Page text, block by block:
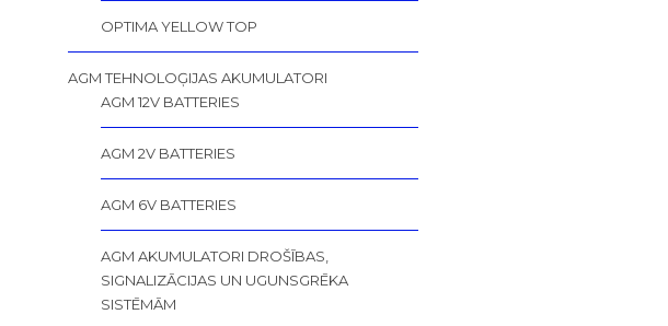
OPTIMA YELLOW TOP
AGM TEHNOLOĢIJAS AKUMULATORI
AGM 12V BATTERIES
AGM 2V BATTERIES
AGM 6V BATTERIES
AGM AKUMULATORI DROŠĪBAS,
SIGNALIZĀCIJAS UN UGUNSGRĒKA
SISTĒMĀM